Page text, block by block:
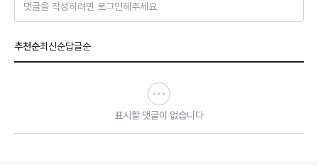
댓글을 작성하려면 로그인해주세요
추천순최신순답글순
표시할 댓글이 없습니다